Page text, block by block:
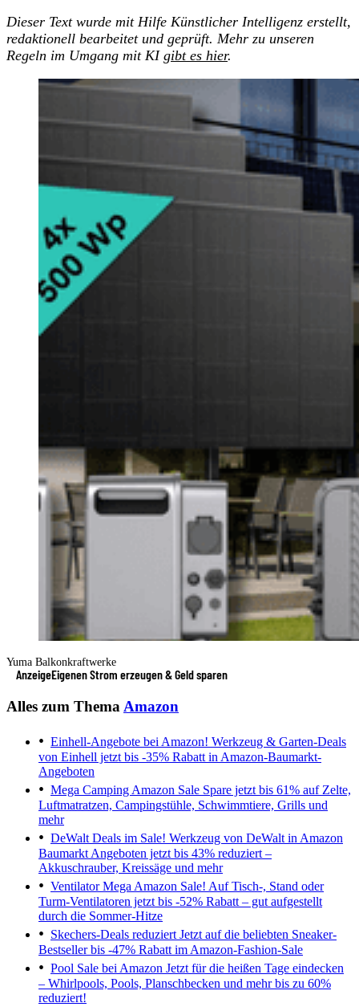
Dieser Text wurde mit Hilfe Künstlicher Intelligenz erstellt,
redaktionell bearbeitet und geprüft. Mehr zu unseren
Regeln im Umgang mit KI gibt es hier.
Yuma Balkonkraftwerke
AnzeigeEigenen Strom erzeugen & Geld sparen
Alles zum Thema Amazon
Einhell-Angebote bei Amazon! Werkzeug & Garten-Deals
von Einhell jetzt bis -35% Rabatt in Amazon-Baumarkt-
Angeboten
Mega Camping Amazon Sale Spare jetzt bis 61% auf Zelte,
Luftmatratzen, Campingstühle, Schwimmtiere, Grills und
mehr
DeWalt Deals im Sale! Werkzeug von DeWalt in Amazon
Baumarkt Angeboten jetzt bis 43% reduziert –
Akkuschrauber, Kreissäge und mehr
Ventilator Mega Amazon Sale! Auf Tisch-, Stand oder
Turm-Ventilatoren jetzt bis -52% Rabatt – gut aufgestellt
durch die Sommer-Hitze
Skechers-Deals reduziert Jetzt auf die beliebten Sneaker-
Bestseller bis -47% Rabatt im Amazon-Fashion-Sale
Pool Sale bei Amazon Jetzt für die heißen Tage eindecken
– Whirlpools, Pools, Planschbecken und mehr bis zu 60%
reduziert!